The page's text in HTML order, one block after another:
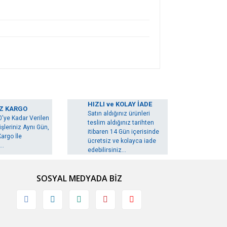
KARGO
Kadar Verilen
Aynı Gün,
İle
HIZLI ve KOLAY İADE
Satın aldığınız ürünleri
teslim aldığınız tarihten
itibaren 14 Gün içerisinde
ücretsiz ve kolayca iade
edebilirsiniz...
SOSYAL MEDYADA BİZ